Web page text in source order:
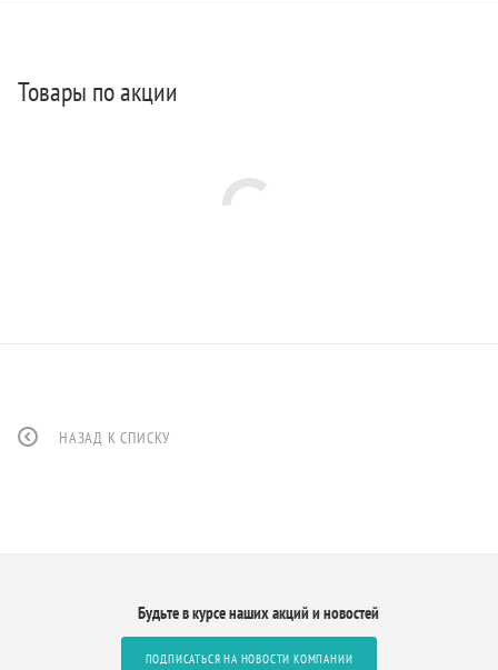
Товары по акции
НАЗАД К СПИСКУ
Будьте в курсе наших акций и новостей
ПОДПИСАТЬСЯ НА НОВОСТИ КОМПАНИИ